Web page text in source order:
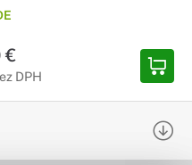
€
DPH